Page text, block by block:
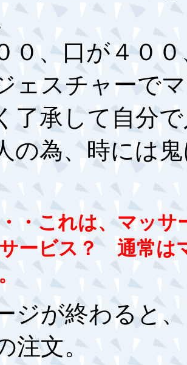
０、口が４０
ェスチャーで
了承して自分
の為、時には
・これは、マッサ
ービス？ 通常は
ジが終わると
注文。